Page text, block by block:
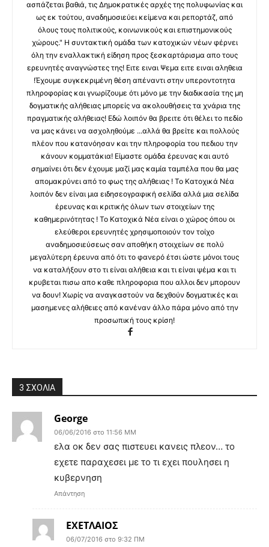
ασπάζεται βαθιά, τις Δημοκρατικές αρχές της πολυφωνίας και
ως εκ τούτου, αναδημοσιεύει κείμενα και ρεπορτάζ, από
όλους τους πολιτικούς, κοινωνικούς και επιστημονικούς
χώρους." Η συντακτική ομάδα των κατοχικών νέων φέρνει
όλη την εναλλακτική είδηση προς ξεσκαρτάρισμα απο τους
ερευνητές αναγνώστες της! Ειτε ειναι Ψεμα ειτε ειναι αληθεια
!Έχουμε συγκεκριμένη θέση απέναντι στην υπεροντοτητα
πληροφορίας και γνωρίζουμε ότι μόνο με την διαδικασία της μη
δογματικής αλήθειας μπορείς να ακολουθήσεις τα χνάρια της
πραγματικής αλήθειας! Εδώ λοιπόν θα βρειτε ότι θέλει το πεδίο
να μας κάνει να ασχοληθούμε ...αλλά θα βρείτε και πολλούς
πλέον που κατανόησαν και την πληροφορία του πεδιου την
κάνουν κομματάκια! Είμαστε ομάδα έρευνας και αυτό
σημαίνει ότι δεν έχουμε μαζί μας καμία ταμπέλα που θα μας
απομακρύνει από το φως της αλήθειας ! Το Κατοχικά Νέα
λοιπόν δεν είναι μια ειδησεογραφική σελίδα αλλά μια σελίδα
έρευνας και κριτικής όλων των στοιχείων της
καθημερινότητας ! Το Κατοχικά Νέα είναι ο χώρος όπου οι
ελεύθεροι ερευνητές χρησιμοποιούν τον τοίχο
αναδημοσιεύσεως σαν αποθήκη στοιχείων σε πολύ
μεγαλύτερη έρευνα από ότι το φανερό έτσι ώστε μόνοι τους
να καταλήξουν στο τι είναι αλήθεια και τι είναι ψέμα και τι
κρυβεται πισω απο καθε πληροφορια που αλλοι δεν μπορουν
να δουν! Χωρίς να αναγκαστούν να δεχθούν δογματικές και
μασημενες αλήθειες από κανέναν άλλο πάρα μόνο από την
προσωπική τους κρίση!
3 ΣΧΟΛΙΑ
George
06/06/2016 στο 11:56 ΜΜ
ελα οκ δεν σας πιστευει κανεις πλεον… το
εχετε παραχεσει με το τι εχει πουλησει η
κυβερνηση
Απάντηση
ΕΧΕΤΛΑΙΟΣ
06/07/2016 στο 9:32 ΠΜ